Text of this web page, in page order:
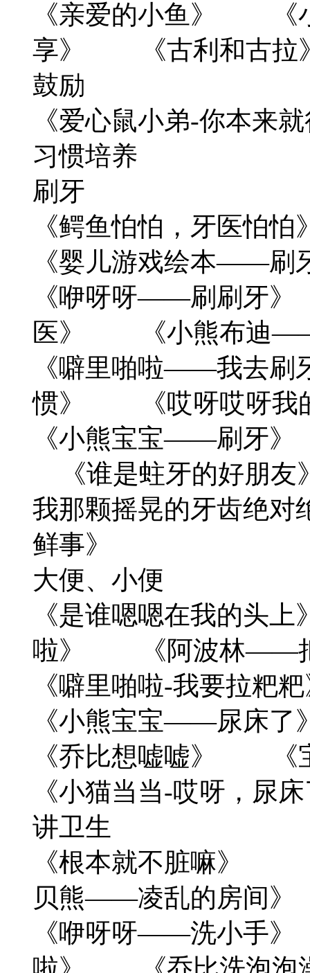
《亲爱的小鱼》 《
享》 《古利和古拉
鼓励
《爱心鼠小弟-
习惯培养
刷牙
《鳄鱼怕怕，牙
《婴儿游戏绘本——刷
《咿呀呀——刷刷牙
医》 《小熊布迪——
《噼里啪啦——我去
惯》 《哎呀哎呀我
《小熊宝宝——刷
《谁是蛀牙的好朋友
我那颗摇晃的牙齿绝
鲜事》
大便、小便
《是谁嗯嗯在我的头
啦》 《阿波林——
《噼里啪啦-我要
《小熊宝宝——尿床了
《乔比想嘘嘘》
《小猫当当-哎呀，尿
讲卫生
《根本就不脏嘛
贝熊——凌乱的房间》
《咿呀呀——洗小手